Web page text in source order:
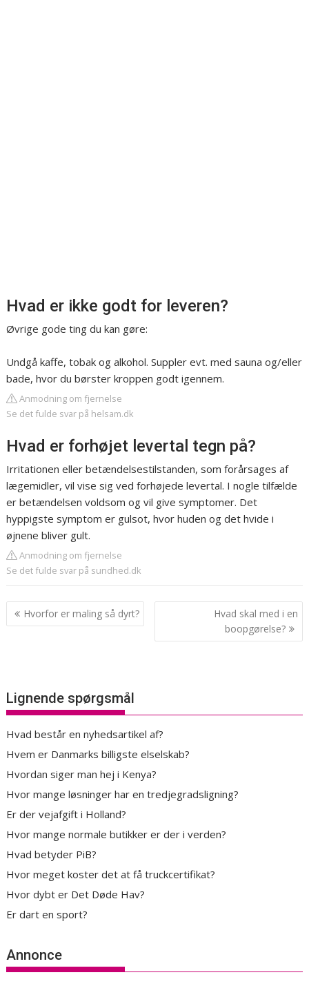
Hvad er ikke godt for leveren?
Øvrige gode ting du kan gøre:
Undgå kaffe, tobak og alkohol. Suppler evt. med sauna og/eller
bade, hvor du børster kroppen godt igennem.
Anmodning om fjernelse
Se det fulde svar på helsam.dk
Hvad er forhøjet levertal tegn på?
Irritationen eller betændelsestilstanden, som forårsages af
lægemidler, vil vise sig ved forhøjede levertal. I nogle tilfælde
er betændelsen voldsom og vil give symptomer. Det
hyppigste symptom er gulsot, hvor huden og det hvide i
øjnene bliver gult.
Anmodning om fjernelse
Se det fulde svar på sundhed.dk
Indlægsnavigation
Hvorfor er maling så dyrt?
Hvad skal med i en
boopgørelse?
Lignende spørgsmål
Hvad består en nyhedsartikel af?
Hvem er Danmarks billigste elselskab?
Hvordan siger man hej i Kenya?
Hvor mange løsninger har en tredjegradsligning?
Er der vejafgift i Holland?
Hvor mange normale butikker er der i verden?
Hvad betyder PiB?
Hvor meget koster det at få truckcertifikat?
Hvor dybt er Det Døde Hav?
Er dart en sport?
Annonce